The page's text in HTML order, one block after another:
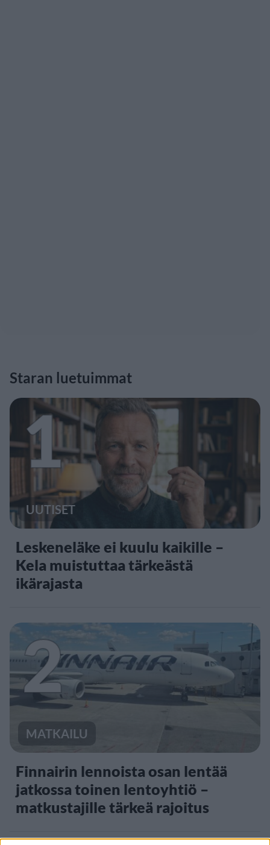
Staran luetuimmat
1
UUTISET
Leskeneläke ei kuulu kaikille –
Kela muistuttaa tärkeästä
ikärajasta
2
MATKAILU
Finnairin lennoista osan lentää
jatkossa toinen lentoyhtiö –
matkustajille tärkeä rajoitus